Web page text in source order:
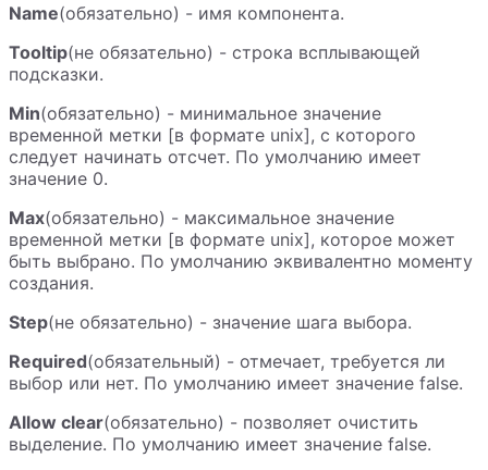
Name(обязательно) - имя компонента.
Tooltip(не обязательно) - строка всплывающей
подсказки.
Min(обязательно) - минимальное значение
временной метки [в формате unix], с которого
следует начинать отсчет. По умолчанию имеет
значение 0.
Max(обязательно) - максимальное значение
временной метки [в формате unix], которое может
быть выбрано. По умолчанию эквивалентно моменту
создания.
Step(не обязательно) - значение шага выбора.
Required(обязательный) - отмечает, требуется ли
выбор или нет. По умолчанию имеет значение false.
Allow clear(обязательно) - позволяет очистить
выделение. По умолчанию имеет значение false.